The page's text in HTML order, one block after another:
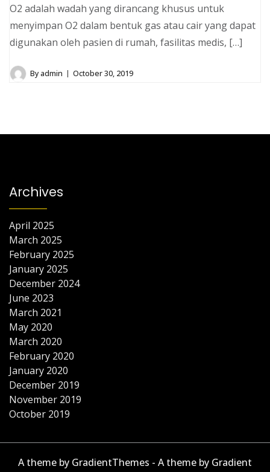
O2 adalah wadah yang dirancang khusus untuk
menyimpan O2 dalam bentuk gas atau cair yang dapat
digunakan oleh pasien di rumah, fasilitas medis, […]
Byadmin October 30, 2019
Archives
April 2025
March 2025
February 2025
January 2025
December 2024
June 2023
March 2021
May 2020
March 2020
February 2020
January 2020
December 2019
November 2019
October 2019
A theme by GradientThemes - A theme by Gradient